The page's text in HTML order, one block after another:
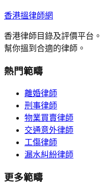
香港搵律師網
香港律師目錄及評價平台。
幫你搵到合適的律師。
熱門範疇
離婚律師
刑事律師
物業買賣律師
交通意外律師
工傷律師
漏水糾紛律師
更多範疇